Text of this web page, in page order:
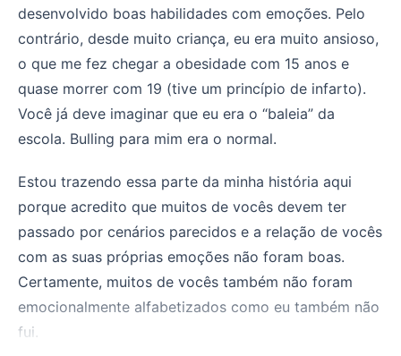
desenvolvido boas habilidades com emoções. Pelo
contrário, desde muito criança, eu era muito ansioso,
o que me fez chegar a obesidade com 15 anos e
quase morrer com 19 (tive um princípio de infarto).
Você já deve imaginar que eu era o “baleia” da
escola. Bulling para mim era o normal.
Estou trazendo essa parte da minha história aqui
porque acredito que muitos de vocês devem ter
passado por cenários parecidos e a relação de vocês
com as suas próprias emoções não foram boas.
Certamente, muitos de vocês também não foram
emocionalmente alfabetizados como eu também não
fui.